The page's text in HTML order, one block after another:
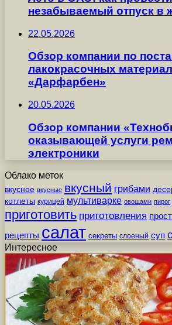
незабываемый отпуск в
22.05.2026
Обзор компании по
лакокрасочных
«Дарфарбен»
20.05.2026
Обзор компании
оказывающей услуги
электроники
Облако меток
вкусное вкусные вкусный грибами
котлеты курицей мультиварке овощами пирог
приготовить приготовления
рецепты салат секреты слоеный суп
Интересное